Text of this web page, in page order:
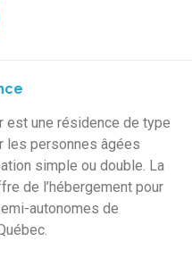
est une résidence de type
les personnes âgées
simple ou double. La
de l’hébergement pour
autonomes de